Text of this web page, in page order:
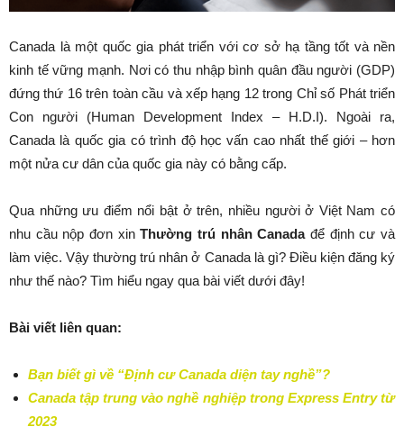
Canada là một quốc gia phát triển với cơ sở hạ tầng tốt và nền
kinh tế vững mạnh. Nơi có thu nhập bình quân đầu người (GDP)
đứng thứ 16 trên toàn cầu và xếp hạng 12 trong Chỉ số Phát triển
Con người (Human Development Index – H.D.I). Ngoài ra,
Canada là quốc gia có trình độ học vấn cao nhất thế giới – hơn
một nửa cư dân của quốc gia này có bằng cấp.
Qua những ưu điểm nổi bật ở trên, nhiều người ở Việt Nam có
nhu cầu nộp đơn xinThường trú nhân Canadađể định cư và
làm việc. Vậy thường trú nhân ở Canada là gì? Điều kiện đăng ký
như thế nào? Tìm hiểu ngay qua bài viết dưới đây!
Bài viết liên quan:
Bạn biết gì về “Định cư Canada diện tay nghề”?
Canada tập trung vào nghề nghiệp trong Express Entry từ
2023